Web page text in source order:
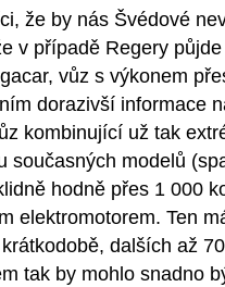
že by nás Švédové
v případě Regery
vůz s výkonem
dorazivší informace
kombinující už tak
současných modelů
hodně přes 1 000
elektromotorem. Ten
dalších až
tak by mohlo snadno